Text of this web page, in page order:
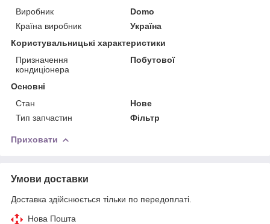
Виробник
Domo
Країна виробник
Україна
Користувальницькі характеристики
Призначення
кондиціонера
Побутової
Основні
Стан
Нове
Тип запчастин
Фільтр
Приховати
Умови доставки
Доставка здійснюється тільки по передоплаті.
Нова Пошта